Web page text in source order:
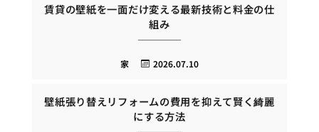
賃貸の壁紙を一面だけ変える最新技術と料金の仕
組み
2026.07.10
家
壁紙張り替えリフォームの費用を抑えて賢く綺麗
にする方法